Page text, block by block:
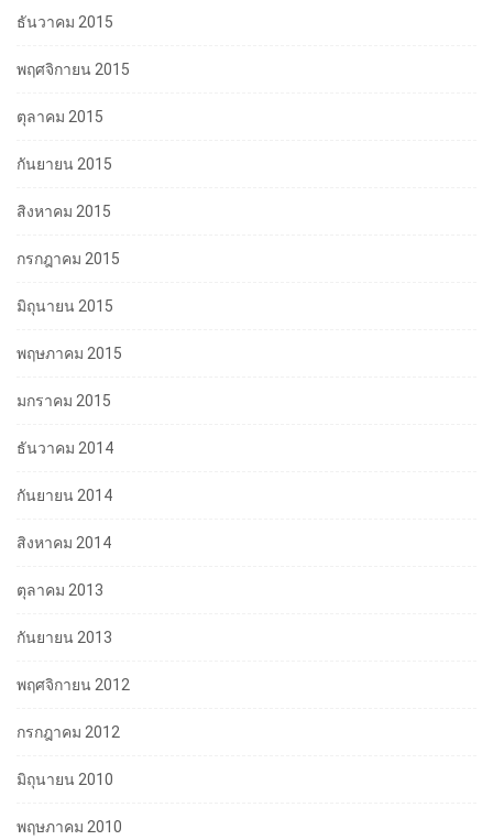
ธันวาคม 2015
พฤศจิกายน 2015
ตุลาคม 2015
กันยายน 2015
สิงหาคม 2015
กรกฎาคม 2015
มิถุนายน 2015
พฤษภาคม 2015
มกราคม 2015
ธันวาคม 2014
กันยายน 2014
สิงหาคม 2014
ตุลาคม 2013
กันยายน 2013
พฤศจิกายน 2012
กรกฎาคม 2012
มิถุนายน 2010
พฤษภาคม 2010